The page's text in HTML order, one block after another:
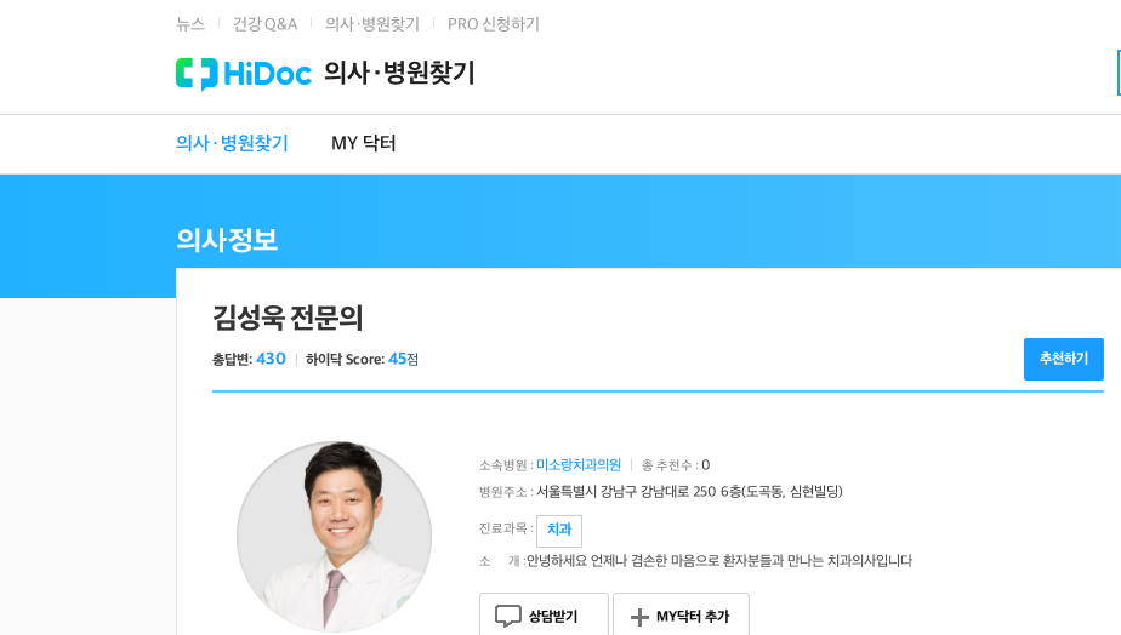
뉴스 건강 Q&A 의사·병원찾기 PRO 신청하기
의사·병원찾기
의사·병원찾기 MY 닥터
김성욱 전문의
총답변: 430 하이닥 Score: 45점 추천하기
소속병원 : 미소랑치과의원 총 추천수 : 0
병원주소 : 서울특별시 강남구 강남대로 250 6층(도곡동, 심현빌딩)
진료과목 : 치과
소 개 :안녕하세요 언제나 겸손한 마음으로 환자분들과 만나는 치과의사입니다
상담받기 MY닥터 추가